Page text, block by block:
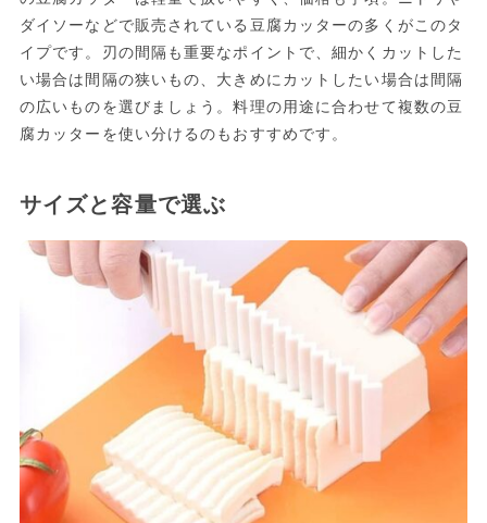
ダイソーなどで販売されている豆腐カッターの多くがこのタ
イプです。刃の間隔も重要なポイントで、細かくカットした
い場合は間隔の狭いもの、大きめにカットしたい場合は間隔
の広いものを選びましょう。料理の用途に合わせて複数の豆
腐カッターを使い分けるのもおすすめです。
サイズと容量で選ぶ